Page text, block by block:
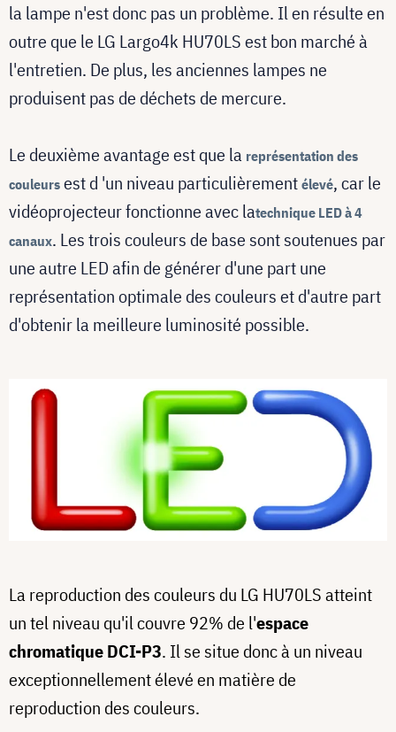
la lampe n'est donc pas un problème. Il en résulte en
outre que le LG Largo4k HU70LS est bon marché à
l'entretien. De plus, les anciennes lampes ne
produisent pas de déchets de mercure.
Le deuxième avantage est que la représentation des
couleurs est d 'un niveau particulièrement élevé, car le
vidéoprojecteurfonctionneaveclatechnique LED à 4
canaux. Les trois couleurs de base sont soutenues par
une autre LED afin de générer d'une part une
représentation optimale des couleurs et d'autre part
d'obtenir la meilleure luminosité possible.
La reproduction des couleurs du LG HU70LS atteint
un tel niveau qu'il couvre 92% de l'espace
chromatique DCI-P3. Il se situe donc à un niveau
exceptionnellement élevé en matière de
reproduction des couleurs.